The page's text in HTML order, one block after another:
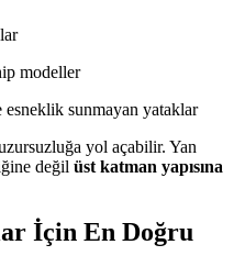
modeller
sunmayan yataklar
yol açabilir. Yan
değil üst katman yapısına
İçin En Doğru